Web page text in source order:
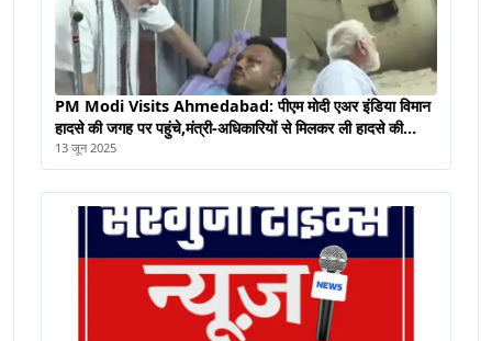
PM Modi Visits Ahmedabad: पीएम मोदी एअर इंडिया विमान
हादसे की जगह पर पहुंचे,मंत्री-अधिकारियों से मिलकर ली हादसे की
जानकारी
13 जून 2025